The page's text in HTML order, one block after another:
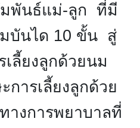
มพันธ์แม่-ลูก ที่มี
มบันได 10 ขั้น สู่
เลี้ยงลูกด้วยนม
ารเลี้ยงลูกด้วย
งการพยาบาลที่